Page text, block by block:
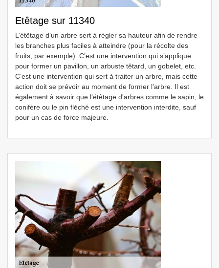
Etêtage sur 11340
L’étêtage d’un arbre sert à régler sa hauteur afin de rendre
les branches plus faciles à atteindre (pour la récolte des
fruits, par exemple). C’est une intervention qui s’applique
pour former un pavillon, un arbuste têtard, un gobelet, etc.
C’est une intervention qui sert à traiter un arbre, mais cette
action doit se prévoir au moment de former l'arbre. Il est
également à savoir que l'étêtage d'arbres comme le sapin, le
conifère ou le pin fléché est une intervention interdite, sauf
pour un cas de force majeure.